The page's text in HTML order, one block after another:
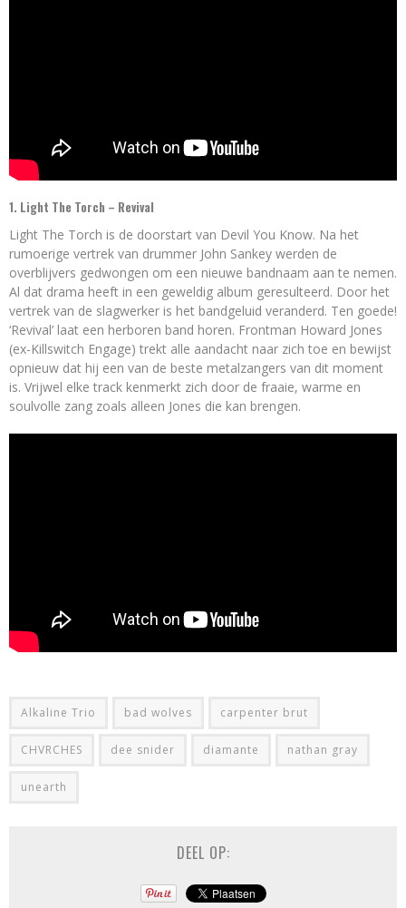
1. Light The Torch – Revival
Light The Torch is de doorstart van Devil You Know. Na het
rumoerige vertrek van drummer John Sankey werden de
overblijvers gedwongen om een nieuwe bandnaam aan te nemen.
Al dat drama heeft in een geweldig album geresulteerd. Door het
vertrek van de slagwerker is het bandgeluid veranderd. Ten goede!
‘Revival’ laat een herboren band horen. Frontman Howard Jones
(ex-Killswitch Engage) trekt alle aandacht naar zich toe en bewijst
opnieuw dat hij een van de beste metalzangers van dit moment
is. Vrijwel elke track kenmerkt zich door de fraaie, warme en
soulvolle zang zoals alleen Jones die kan brengen.
Alkaline Trio bad wolves carpenter brut
CHVRCHES dee snider diamante nathan gray
unearth
DEEL OP: